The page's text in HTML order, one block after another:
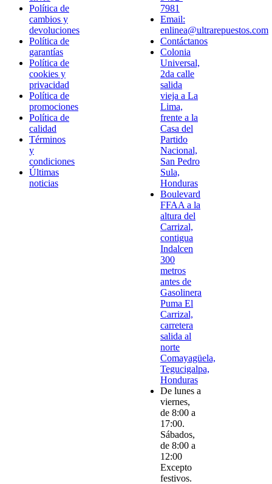
Política de
cambios y
devoluciones
Política de
garantías
Política de
cookies y
privacidad
Política de
promociones
Política de
calidad
Términos
y
condiciones
Últimas
noticias
7981
Email:
enlinea@ultrarepuestos.com
Contáctanos
Colonia
Universal,
2da calle
salida
vieja a La
Lima,
frente a la
Casa del
Partido
Nacional,
San Pedro
Sula,
Honduras
Boulevard
FFAA a la
altura del
Carrizal,
contigua
Indalcen
300
metros
antes de
Gasolinera
Puma El
Carrizal,
carretera
salida al
norte
Comayagüela,
Tegucigalpa,
Honduras
De lunes a
viernes,
de 8:00 a
17:00.
Sábados,
de 8:00 a
12:00
Excepto
festivos.